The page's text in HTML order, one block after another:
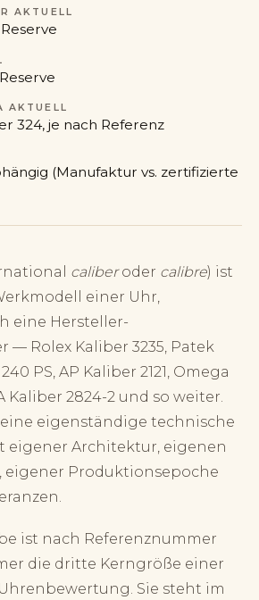
AKTUELL
AKTUELL
324, je nach Referenz
(Manufaktur vs. zertifizierte
caliberoder calibre) ist
einer Uhr,
eine Hersteller-
— Rolex Kaliber 3235, Patek
PS, AP Kaliber 2121, Omega
Kaliber 2824-2 und so weiter.
eigenständige technische
eigener Architektur, eigenen
eigener Produktionsepoche
ist nach Referenznummer
die dritte Kerngröße einer
Sie steht im